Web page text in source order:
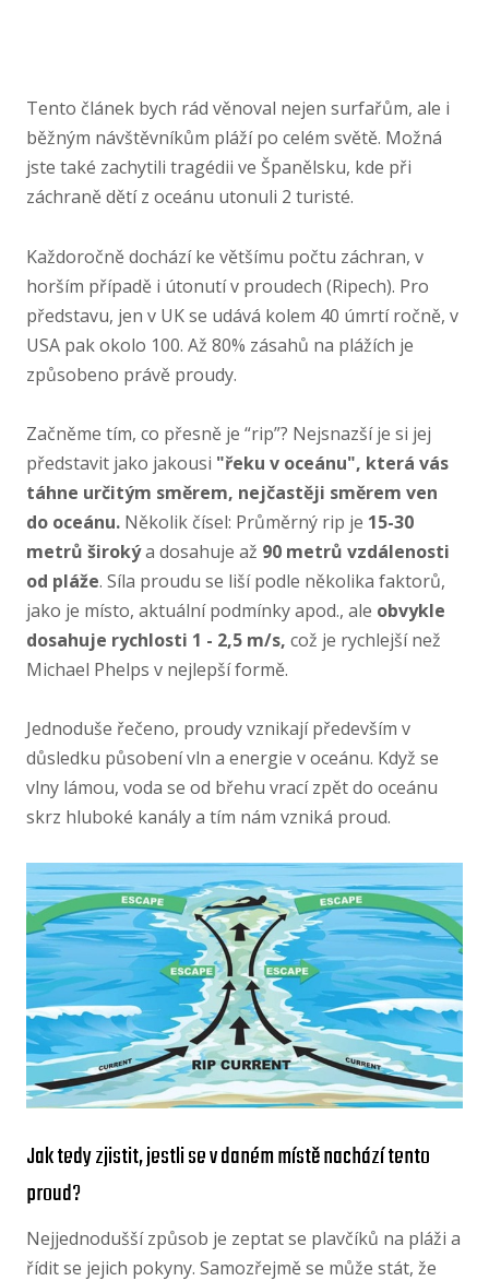
Tento článek bych rád věnoval nejen surfařům, ale i
běžným návštěvníkům pláží po celém světě. Možná
jste také zachytili tragédii ve Španělsku, kde při
záchraně dětí z oceánu utonuli 2 turisté.
Každoročně dochází ke většímu počtu záchran, v
horším případě i útonutí v proudech (Ripech). Pro
představu, jen v UK se udává kolem 40 úmrtí ročně, v
USA pak okolo 100. Až 80% zásahů na plážích je
způsobeno právě proudy.
Začněme tím, co přesně je “rip”? Nejsnazší je si jej
představit jako jakousi "řeku v oceánu", která vás
táhne určitým směrem, nejčastěji směrem ven
do oceánu. Několik čísel: Průměrný rip je 15-30
metrů širokýa dosahuje až 90 metrů vzdálenosti
od pláže. Síla proudu se liší podle několika faktorů,
jako je místo, aktuální podmínky apod., ale obvykle
dosahuje rychlosti 1 - 2,5 m/s, což je rychlejší než
Michael Phelps v nejlepší formě.
Jednoduše řečeno, proudy vznikají především v
důsledku působení vln a energie v oceánu. Když se
vlny lámou, voda se od břehu vrací zpět do oceánu
skrz hluboké kanály a tím nám vzniká proud.
Jak tedy zjistit, jestli se v daném místě nachází tento
proud?
Nejjednodušší způsob je zeptat se plavčíků na pláži a
řídit se jejich pokyny. Samozřejmě se může stát, že